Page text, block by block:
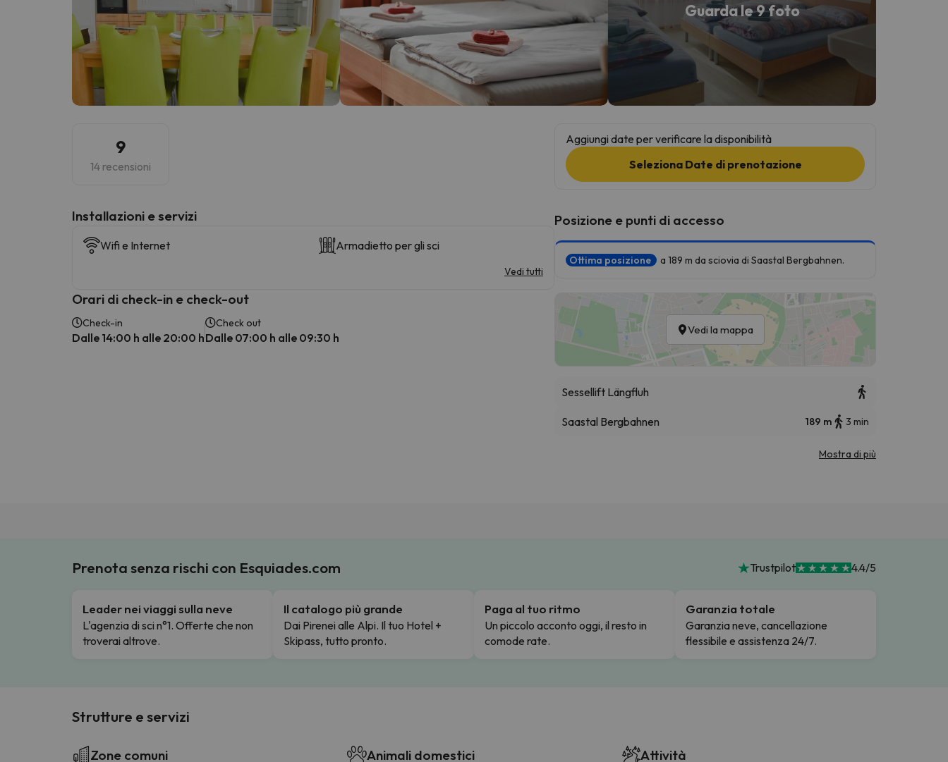
Guarda le 9 foto
9
14 recensioni
Installazioni e servizi
Wifi e Internet Armadietto per gli sci
Vedi tutti
Orari di check-in e check-out
Check-in
Dalle 14:00 h alle 20:00 h
Check out
Dalle 07:00 h alle 09:30 h
Aggiungi date per verificare la disponibilità
Seleziona Date di prenotazione
Posizione e punti di accesso
Ottima posizione a 189 m da sciovia di Saastal Bergbahnen.
Vedi la mappa
Sessellift Längfluh
Saastal Bergbahnen 189 m 3 min
Mostra di più
Prenota senza rischi con Esquiades.com Trustpilot 4.4/5
Leader nei viaggi sulla neve
L'agenzia di sci n°1. Offerte che non
troverai altrove.
Il catalogo più grande
Dai Pirenei alle Alpi. Il tuo Hotel +
Skipass, tutto pronto.
Paga al tuo ritmo
Un piccolo acconto oggi, il resto in
comode rate.
Garanzia totale
Garanzia neve, cancellazione
flessibile e assistenza 24/7.
Strutture e servizi
Zone comuni Animali domestici Attività